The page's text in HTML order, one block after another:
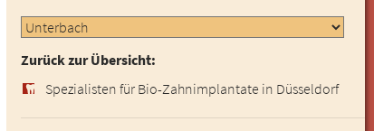
Zurück zur Übersicht:
Spezialisten für Bio-Zahnimplantate in Düsseldorf